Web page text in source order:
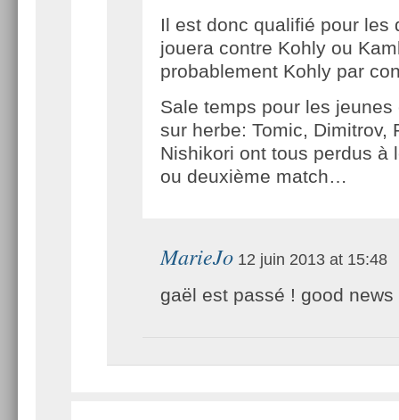
Il est donc qualifié pour les
jouera contre Kohly ou
probablement Kohly par
Sale temps pour les jeunes
sur herbe: Tomic, Dimitrov,
Nishikori ont tous perdus à
ou deuxième match…
MarieJo 12 juin 2013 at 15:48
gaël est passé ! good news